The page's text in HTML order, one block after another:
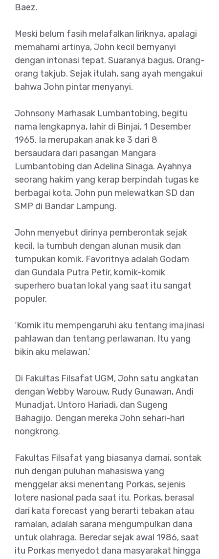
Baez.
Meski belum fasih melafalkan liriknya, apalagi
memahami artinya, John kecil bernyanyi
dengan intonasi tepat. Suaranya bagus. Orang-
orang takjub. Sejak itulah, sang ayah mengakui
bahwa John pintar menyanyi.
Johnsony Marhasak Lumbantobing, begitu
nama lengkapnya, lahir di Binjai, 1 Desember
1965. Ia merupakan anak ke 3 dari 8
bersaudara dari pasangan Mangara
Lumbantobing dan Adelina Sinaga. Ayahnya
seorang hakim yang kerap berpindah tugas ke
berbagai kota. John pun melewatkan SD dan
SMP di Bandar Lampung.
John menyebut dirinya pemberontak sejak
kecil. Ia tumbuh dengan alunan musik dan
tumpukan komik. Favoritnya adalah Godam
dan Gundala Putra Petir, komik-komik
superhero buatan lokal yang saat itu sangat
populer.
‘Komik itu mempengaruhi aku tentang imajinasi
pahlawan dan tentang perlawanan. Itu yang
bikin aku melawan.’
Di Fakultas Filsafat UGM, John satu angkatan
dengan Webby Warouw, Rudy Gunawan, Andi
Munadjat, Untoro Hariadi, dan Sugeng
Bahagijo. Dengan mereka John sehari-hari
nongkrong.
Fakultas Filsafat yang biasanya damai, sontak
riuh dengan puluhan mahasiswa yang
menggelar aksi menentang Porkas, sejenis
lotere nasional pada saat itu. Porkas, berasal
dari kata forecast yang berarti tebakan atau
ramalan, adalah sarana mengumpulkan dana
untuk olahraga. Beredar sejak awal 1986, saat
itu Porkas menyedot dana masyarakat hingga